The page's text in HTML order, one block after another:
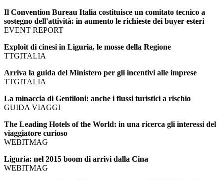
Il Convention Bureau Italia costituisce un comitato tecnico a
sostegno dell'attività: in aumento le richieste dei buyer esteri
EVENT REPORT
Exploit di cinesi in Liguria, le mosse della Regione
TTGITALIA
Arriva la guida del Ministero per gli incentivi alle imprese
TTGITALIA
La minaccia di Gentiloni: anche i flussi turistici a rischio
GUIDA VIAGGI
The Leading Hotels of the World: in una ricerca gli interessi del
viaggiatore curioso
WEBITMAG
Liguria: nel 2015 boom di arrivi dalla Cina
WEBITMAG